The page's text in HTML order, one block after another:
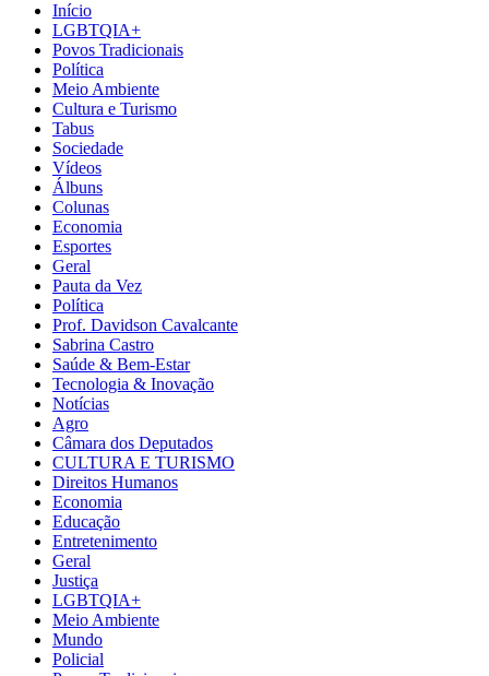
Início
LGBTQIA+
Povos Tradicionais
Política
Meio Ambiente
Cultura e Turismo
Tabus
Sociedade
Vídeos
Álbuns
Colunas
Economia
Esportes
Geral
Pauta da Vez
Política
Prof. Davidson Cavalcante
Sabrina Castro
Saúde & Bem-Estar
Tecnologia & Inovação
Notícias
Agro
Câmara dos Deputados
CULTURA E TURISMO
Direitos Humanos
Economia
Educação
Entretenimento
Geral
Justiça
LGBTQIA+
Meio Ambiente
Mundo
Policial